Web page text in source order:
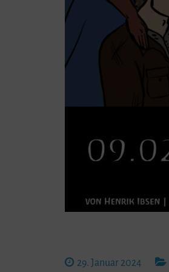
29. Januar 2024